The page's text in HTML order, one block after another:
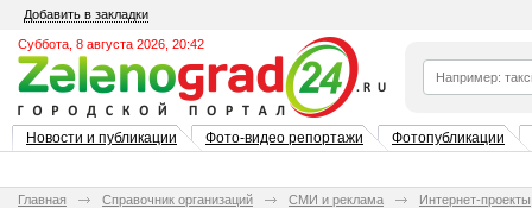
Добавить в закладки
Суббота, 8 августа 2026, 20:42
Новости и публикации Фото-видео репортажи Фотопубликации
Главная Справочник организаций СМИ и реклама Интернет-проекты